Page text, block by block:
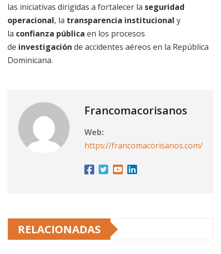
las iniciativas dirigidas a fortalecer la seguridad
operacional, la transparencia institucional y
la confianza pública en los procesos
de investigación de accidentes aéreos en la República
Dominicana.
Francomacorisanos
Web:
https://francomacorisanos.com/
RELACIONADAS